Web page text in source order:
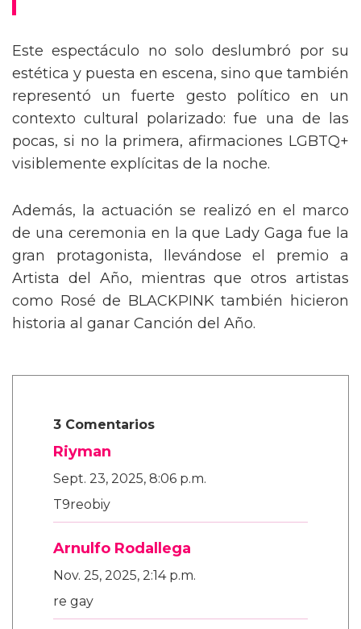
Este espectáculo no solo deslumbró por su
estética y puesta en escena, sino que también
representó un fuerte gesto político en un
contexto cultural polarizado: fue una de las
pocas, si no la primera, afirmaciones LGBTQ+
visiblemente explícitas de la noche.
Además, la actuación se realizó en el marco
de una ceremonia en la que Lady Gaga fue la
gran protagonista, llevándose el premio a
Artista del Año, mientras que otros artistas
como Rosé de BLACKPINK también hicieron
historia al ganar Canción del Año.
3 Comentarios
Riyman
Sept. 23, 2025, 8:06 p.m.
T9reobiy
Arnulfo Rodallega
Nov. 25, 2025, 2:14 p.m.
re gay